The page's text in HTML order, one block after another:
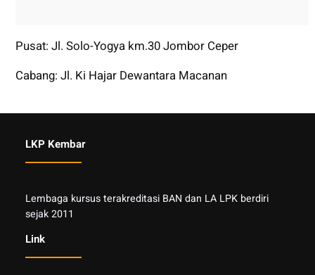
Pusat: Jl. Solo-Yogya km.30 Jombor Ceper
Cabang: Jl. Ki Hajar Dewantara Macanan
LKP Kembar
Lembaga kursus terakreditasi BAN dan LA LPK berdiri
sejak 2011
Link